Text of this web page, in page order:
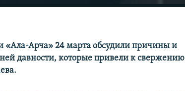
«Ала-Арча» 24 марта обсудили причины и
давности, которые привели к свержению